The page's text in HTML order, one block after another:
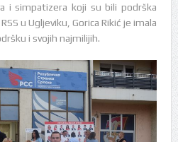
i simpatizera koji su bili podrška
u Ugljeviku, Gorica Rikić je imala
i svojih najmilijih.